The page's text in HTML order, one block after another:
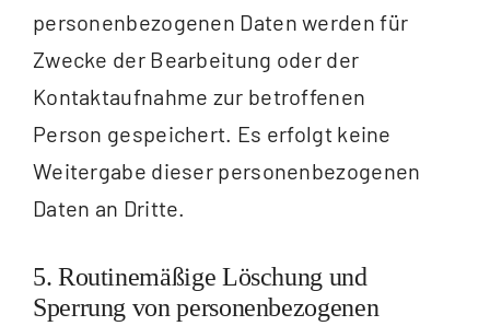
personenbezogenen Daten werden für
Zwecke der Bearbeitung oder der
Kontaktaufnahme zur betroffenen
Person gespeichert. Es erfolgt keine
Weitergabe dieser personenbezogenen
Daten an Dritte.
5. Routinemäßige Löschung und
Sperrung von personenbezogenen